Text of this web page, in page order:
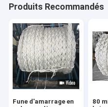
Produits Recommandés
Fune d'amarrage en
80